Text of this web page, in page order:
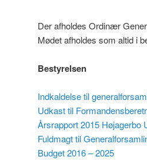
Der afholdes Ordinær
Mødet afholdes som altid i
Bestyrelsen
Indkaldelse til
Udkast til
Årsrapport 2015 Højagerbo
Fuldmagt til
Budget 2016 – 2025